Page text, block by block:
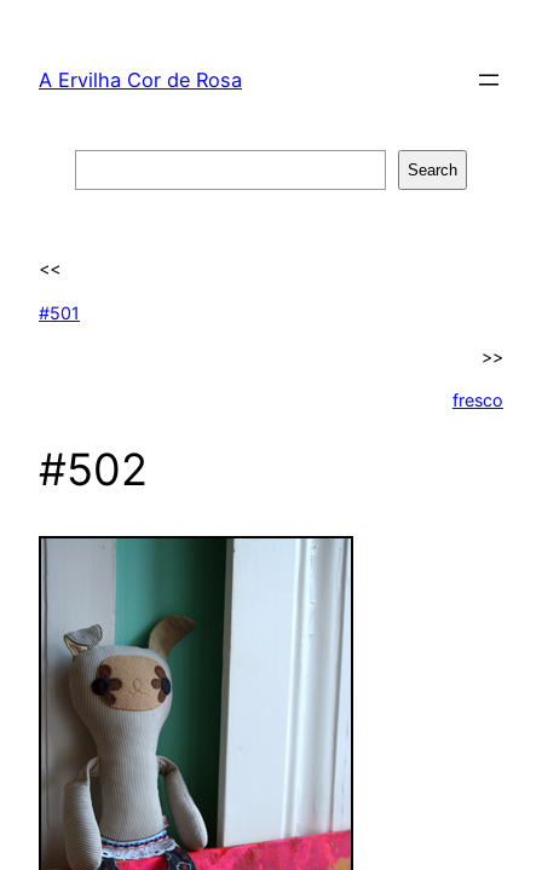
content
A Ervilha Cor de Rosa
Search
<<
#501
>>
fresco
#502